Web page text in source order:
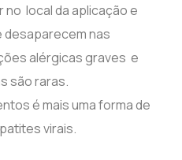
no local da aplicação e
desaparecem nas
alérgicas graves e
são raras.
é mais uma forma de
virais.